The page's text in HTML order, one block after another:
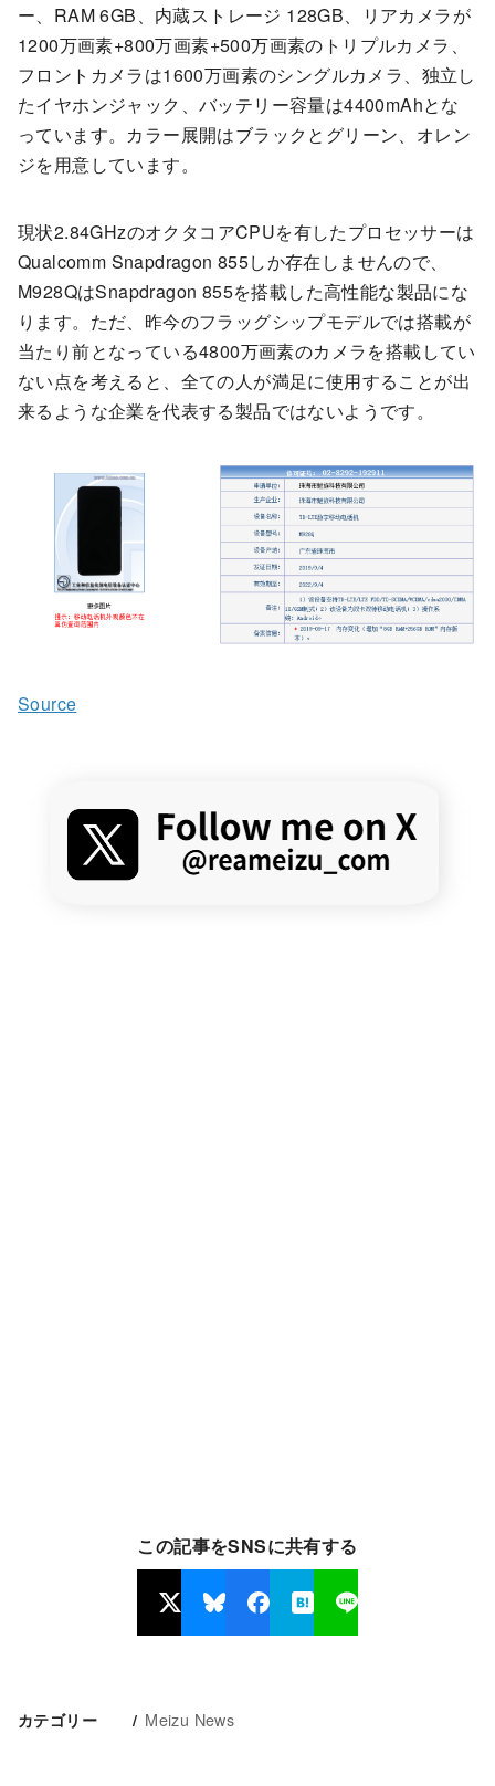
ー、RAM 6GB、内蔵ストレージ 128GB、リアカメラが
1200万画素+800万画素+500万画素のトリプルカメラ、
フロントカメラは1600万画素のシングルカメラ、独立し
たイヤホンジャック、バッテリー容量は4400mAhとな
っています。カラー展開はブラックとグリーン、オレン
ジを用意しています。
現状2.84GHzのオクタコアCPUを有したプロセッサーは
Qualcomm Snapdragon 855しか存在しませんので、
M928QはSnapdragon 855を搭載した高性能な製品にな
ります。ただ、昨今のフラッグシップモデルでは搭載が
当たり前となっている4800万画素のカメラを搭載してい
ない点を考えると、全ての人が満足に使用することが出
来るような企業を代表する製品ではないようです。
Source
この記事をSNSに共有する
カテゴリー Meizu News